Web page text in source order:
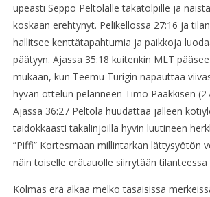
upeasti Seppo Peltolalle takatolpille ja
koskaan erehtynyt. Pelikellossa 27:16 ja
hallitsee kenttätapahtumia ja paikkoja
päätyyn. Ajassa 35:18 kuitenkin MLT
mukaan, kun Teemu Turigin napauttaa
hyvän ottelun pelanneen Timo Paakkisen
Ajassa 36:27 Peltola huudattaa jälleen
taidokkaasti takalinjoilla hyvin luutineen
”Piffi” Kortesmaan millintarkan lättysyötön
näin toiselle erätauolle siirrytään tilanteessa
Kolmas erä alkaa melko tasaisissa